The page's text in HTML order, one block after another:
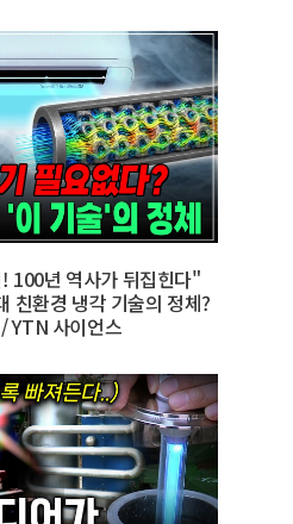
100년 역사가 뒤집힌다"
친환경 냉각 기술의 정체?
사이언스